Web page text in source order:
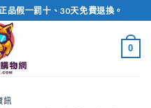
品假一罰十、30天免費退換。
0
訊